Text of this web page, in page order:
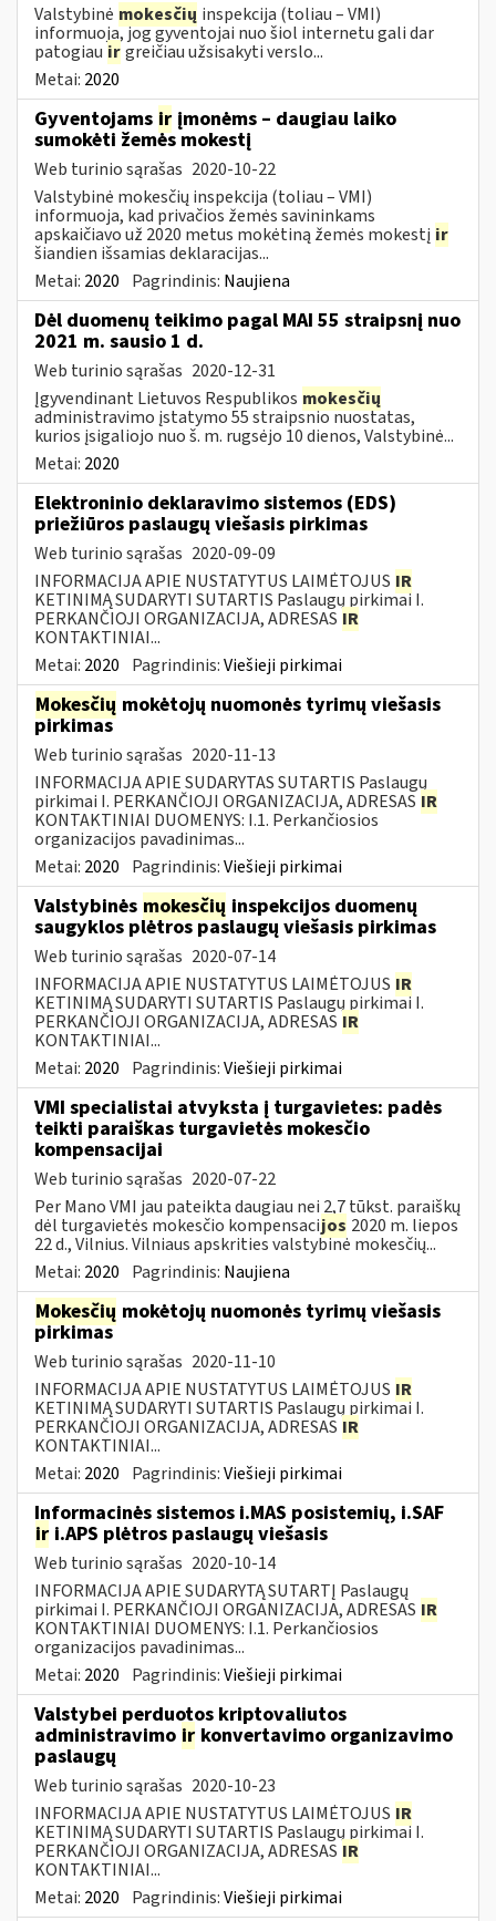
Valstybinė mokesčių inspekcija (toliau – VMI)
informuoja, jog gyventojai nuo šiol internetu gali dar
patogiau irgreičiau užsisakyti verslo...
Metai: 2020
Gyventojams ir įmonėms – daugiau laiko
sumokėti žemės mokestį
Web turinio sąrašas 2020-10-22
Valstybinė mokesčių inspekcija (toliau – VMI)
informuoja, kad privačios žemės savininkams
apskaičiavo už 2020 metus mokėtiną žemės mokestį ir
šiandien išsamias deklaracijas...
Metai: 2020 Pagrindinis: Naujiena
Dėl duomenų teikimo pagal MAI 55 straipsnį nuo
2021 m. sausio 1 d.
Web turinio sąrašas 2020-12-31
Įgyvendinant Lietuvos Respublikos mokesčių
administravimo įstatymo 55 straipsnio nuostatas,
kurios įsigaliojo nuo š. m. rugsėjo 10 dienos, Valstybinė...
Metai: 2020
Elektroninio deklaravimo sistemos (EDS)
priežiūros paslaugų viešasis pirkimas
Web turinio sąrašas 2020-09-09
INFORMACIJA APIE NUSTATYTUS LAIMĖTOJUS IR
KETINIMĄ SUDARYTI SUTARTIS Paslaugų pirkimai I.
PERKANČIOJI ORGANIZACIJA, ADRESAS IR
KONTAKTINIAI...
Metai: 2020 Pagrindinis:Viešieji pirkimai
Mokesčių mokėtojų nuomonės tyrimų viešasis
pirkimas
Web turinio sąrašas 2020-11-13
INFORMACIJA APIE SUDARYTAS SUTARTIS Paslaugų
pirkimai I. PERKANČIOJI ORGANIZACIJA, ADRESAS IR
KONTAKTINIAI DUOMENYS: I.1. Perkančiosios
organizacijos pavadinimas...
Metai: 2020 Pagrindinis:Viešieji pirkimai
Valstybinės mokesčių inspekcijos duomenų
saugyklos plėtros paslaugų viešasis pirkimas
Web turinio sąrašas 2020-07-14
INFORMACIJA APIE NUSTATYTUS LAIMĖTOJUS IR
KETINIMĄ SUDARYTI SUTARTIS Paslaugų pirkimai I.
PERKANČIOJI ORGANIZACIJA, ADRESAS IR
KONTAKTINIAI...
Metai: 2020 Pagrindinis:Viešieji pirkimai
VMI specialistai atvyksta į turgavietes: padės
teikti paraiškas turgavietės mokesčio
kompensacijai
Web turinio sąrašas 2020-07-22
Per Mano VMI jau pateikta daugiau nei 2,7 tūkst. paraiškų
dėl turgavietės mokesčio kompensacijos 2020 m. liepos
22 d., Vilnius. Vilniaus apskrities valstybinė mokesčių...
Metai: 2020 Pagrindinis: Naujiena
Mokesčių mokėtojų nuomonės tyrimų viešasis
pirkimas
Web turinio sąrašas 2020-11-10
INFORMACIJA APIE NUSTATYTUS LAIMĖTOJUS IR
KETINIMĄ SUDARYTI SUTARTIS Paslaugų pirkimai I.
PERKANČIOJI ORGANIZACIJA, ADRESAS IR
KONTAKTINIAI...
Metai: 2020 Pagrindinis:Viešieji pirkimai
Informacinės sistemos i.MAS posistemių, i.SAF
ir i.APS plėtros paslaugų viešasis
Web turinio sąrašas 2020-10-14
INFORMACIJA APIE SUDARYTĄ SUTARTĮ Paslaugų
pirkimai I. PERKANČIOJI ORGANIZACIJA, ADRESAS IR
KONTAKTINIAI DUOMENYS: I.1. Perkančiosios
organizacijos pavadinimas...
Metai: 2020 Pagrindinis:Viešieji pirkimai
Valstybei perduotos kriptovaliutos
administravimo ir konvertavimo organizavimo
paslaugų
Web turinio sąrašas 2020-10-23
INFORMACIJA APIE NUSTATYTUS LAIMĖTOJUS IR
KETINIMĄ SUDARYTI SUTARTIS Paslaugų pirkimai I.
PERKANČIOJI ORGANIZACIJA, ADRESAS IR
KONTAKTINIAI...
Metai: 2020 Pagrindinis:Viešieji pirkimai